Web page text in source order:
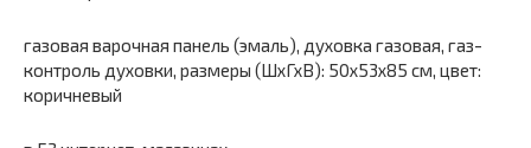
газовая варочная панель (эмаль), духовка газовая, газ-
контроль духовки, размеры (ШхГхВ): 50x53x85 см, цвет:
коричневый